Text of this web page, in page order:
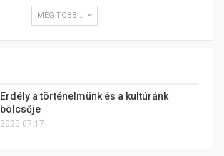
MÉG TÖBB...
Erdély a történelmünk és a kultúránk
bölcsője
2025.07.17.